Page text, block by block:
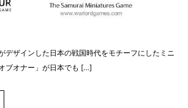
デザインした日本の戦国時代をモチーフにしたミニ
ブオナー」が日本でも […]